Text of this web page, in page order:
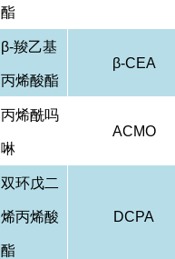
酯
β-羧乙基
丙烯酸酯
β-CEA
丙烯酰吗
啉
ACMO
双环戊二
烯丙烯酸
酯
DCPA